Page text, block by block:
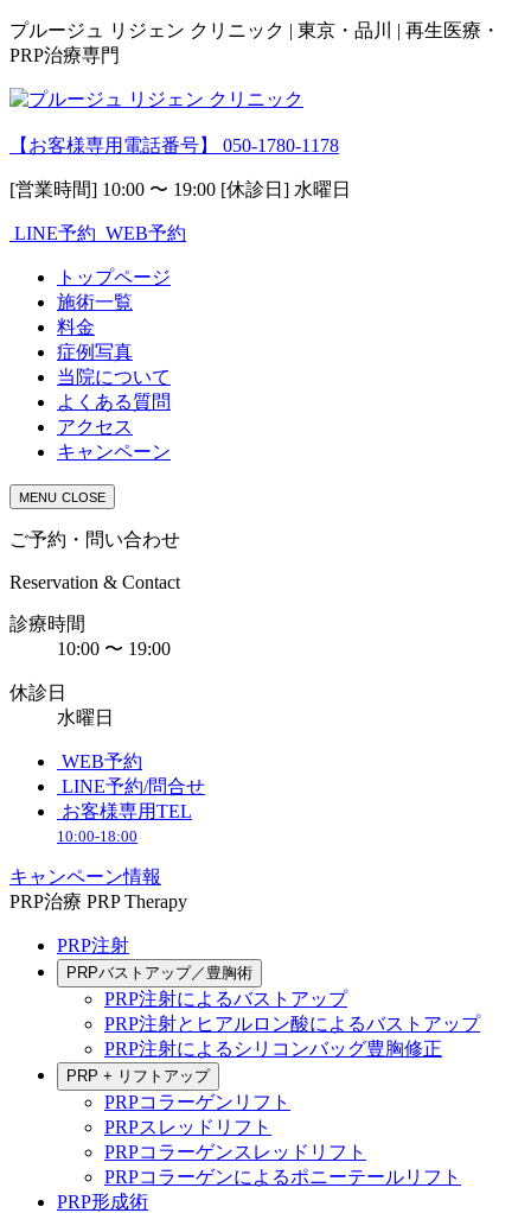
プルージュ リジェン クリニック | 東京・品川 | 再生医療・
PRP治療専門
【お客様専用電話番号】 050-1780-1178
[営業時間] 10:00 〜 19:00 [休診日] 水曜日
LINE予約 WEB予約
トップページ
施術一覧
料金
症例写真
当院について
よくある質問
アクセス
キャンペーン
MENU CLOSE
ご予約・問い合わせ
Reservation & Contact
診療時間
10:00 〜 19:00
休診日
水曜日
WEB予約
LINE予約/問合せ
お客様専用TEL
10:00-18:00
キャンペーン情報
PRP治療 PRP Therapy
PRP注射
PRPバストアップ／豊胸術
PRP注射によるバストアップ
PRP注射とヒアルロン酸によるバストアップ
PRP注射によるシリコンバッグ豊胸修正
PRP + リフトアップ
PRPコラーゲンリフト
PRPスレッドリフト
PRPコラーゲンスレッドリフト
PRPコラーゲンによるポニーテールリフト
PRP形成術